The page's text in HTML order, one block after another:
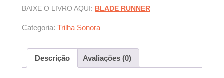
BAIXE O LIVRO AQUI: BLADE RUNNER
Categoria: Trilha Sonora
Descrição Avaliações (0)